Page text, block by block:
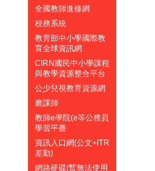
全國教師進修網
校務系統
教育部中小學國際教
育全球資訊網
CIRN國民中小學課程
與教學資源整合平台
公少兒視教育資源網
磨課師
教師e學院(e等公務員
學習平臺
資訊入口網(公文+ITR
差勤)
網路硬碟(暫無法使用